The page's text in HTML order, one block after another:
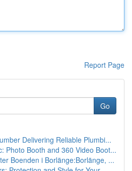
Report Page
Go
Delivering Reliable Plumbi...
Photo Booth and 360 Video Boot...
Boenden i Borlänge:Borlänge, ...